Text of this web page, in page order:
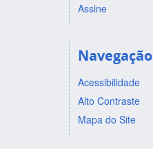
Assine
Navegação
Acessibilidade
Alto Contraste
Mapa do Site